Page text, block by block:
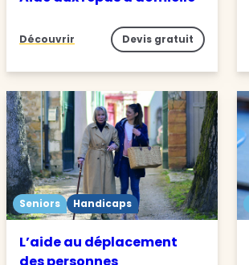
Découvrir Devis gratuit
Seniors Handicaps
L’aide au déplacement